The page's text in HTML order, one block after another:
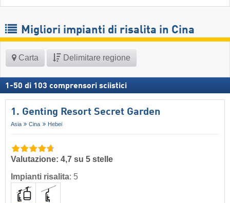
Migliori impianti di risalita in Cina
Carta Delimitare regione
1 -50 di 103 comprensori sciistici
1. Genting Resort Secret Garden
Asia Cina Hebei
Valutazione: 4,7 su 5 stelle
Impianti risalita: 5